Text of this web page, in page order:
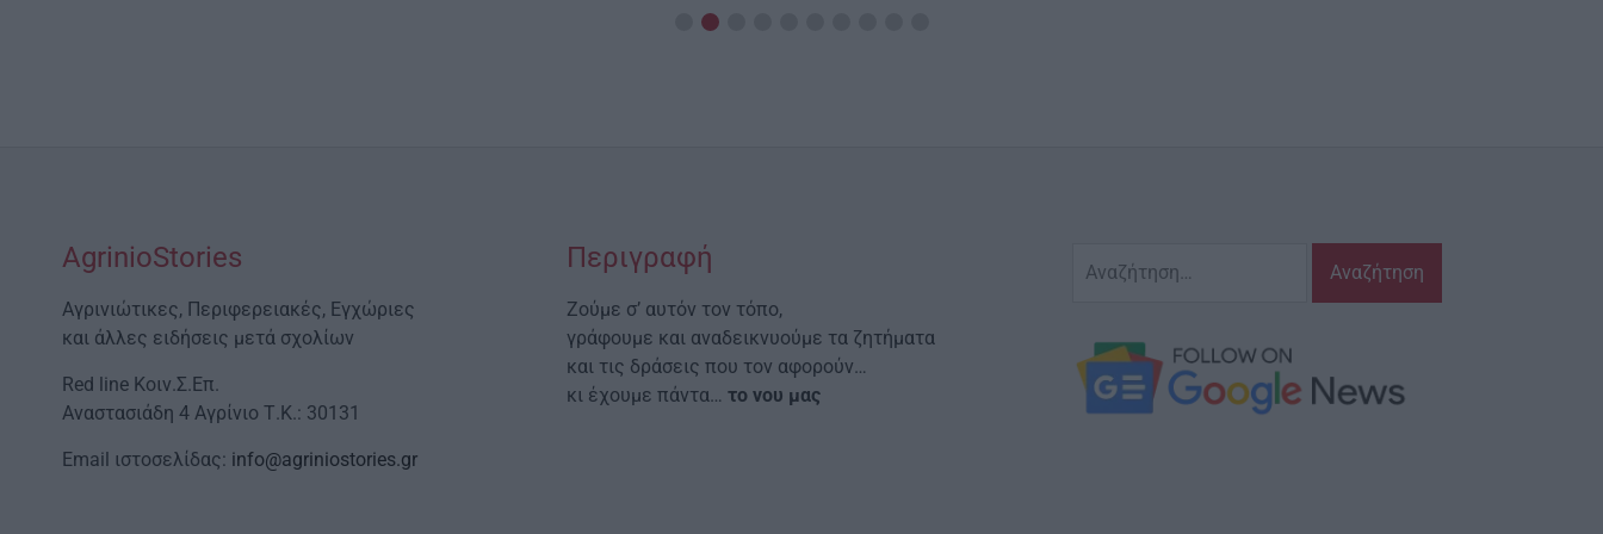
AgrinioStories
Αγρινιώτικες, Περιφερειακές, Εγχώριες
και άλλες ειδήσεις μετά σχολίων
Red line Κοιν.Σ.Επ.
Αναστασιάδη 4 Αγρίνιο Τ.Κ.: 30131
Email ιστοσελίδας: info@agriniostories.gr
Περιγραφή
Ζούμε σ’ αυτόν τον τόπο,
γράφουμε και αναδεικνυούμε τα ζητήματα
και τις δράσεις που τον αφορούν…
κι έχουμε πάντα…το νου μας
για: